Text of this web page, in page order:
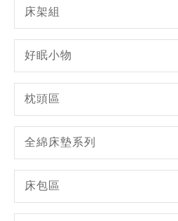
床架組
好眠小物
枕頭區
全綿床墊系列
床包區